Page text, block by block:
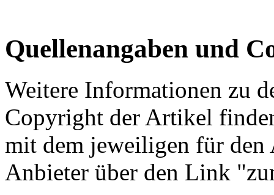
Quellenangaben und
Weitere Informationen zu
Copyright der Artikel
mit dem jeweiligen für
Anbieter über den Link